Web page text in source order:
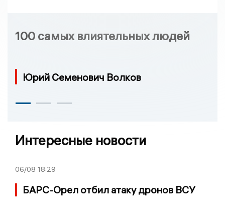
100 самых влиятельных людей
Юрий Семенович Волков
Интересные новости
06/08 18:29
БАРС-Орел отбил атаку дронов ВСУ